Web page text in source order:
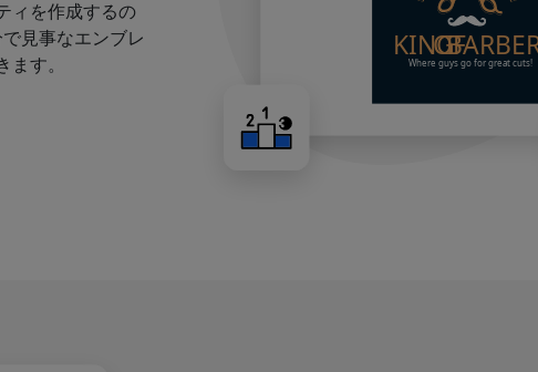
ィを作成するの
見事なエンブレ
す。